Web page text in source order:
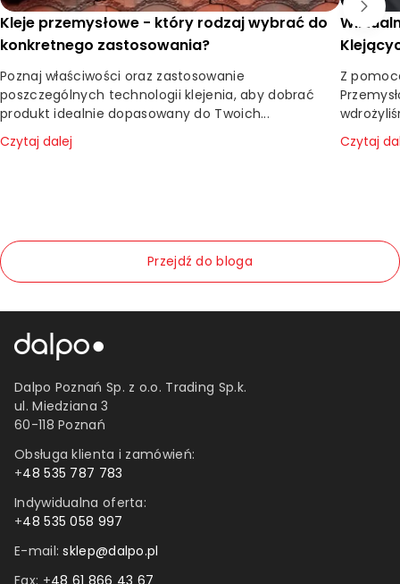
Kleje przemysłowe - który rodzaj wybrać do
konkretnego zastosowania?
Poznaj właściwości oraz zastosowanie
poszczególnych technologii klejenia, aby dobrać
produkt idealnie dopasowany do Twoich...
Czytaj dalej
Dalpo
Z
Czytaj
Przejdź do bloga
Dalpo Poznań Sp. z o.o. Trading Sp.k.
ul. Miedziana 3
60-118 Poznań
Obsługa klienta i zamówień:
+48 535 787 783
Indywidualna oferta:
+48 535 058 997
E-mail:sklep@dalpo.pl